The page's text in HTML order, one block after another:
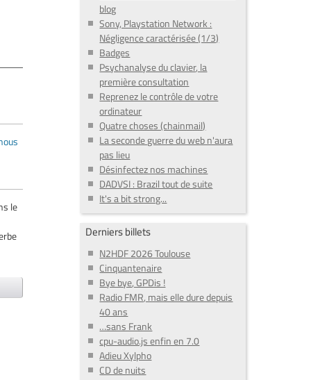
le
blog
Sony, Playstation Network :
Négligence caractérisée (1/3)
Badges
Psychanalyse du clavier, la
première consultation
Reprenez le contrôle de votre
ordinateur
Quatre choses (chainmail)
La seconde guerre du web n'aura
pas lieu
Désinfectez nos machines
DADVSI : Brazil tout de suite
It's a bit strong...
Derniers billets
N2HDF 2026 Toulouse
Cinquantenaire
Bye bye, GPDis !
Radio FMR, mais elle dure depuis
40 ans
…sans Frank
cpu-audio.js enfin en 7.0
Adieu Xylpho
CD de nuits